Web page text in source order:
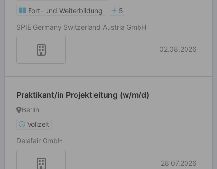
Fort- und Weiterbildung
5
SPIE Germany Switzerland Austria GmbH
02.08.2026
Praktikant/in Projektleitung (w/m/d)
Berlin
Vollzeit
Delafair GmbH
28.07.2026